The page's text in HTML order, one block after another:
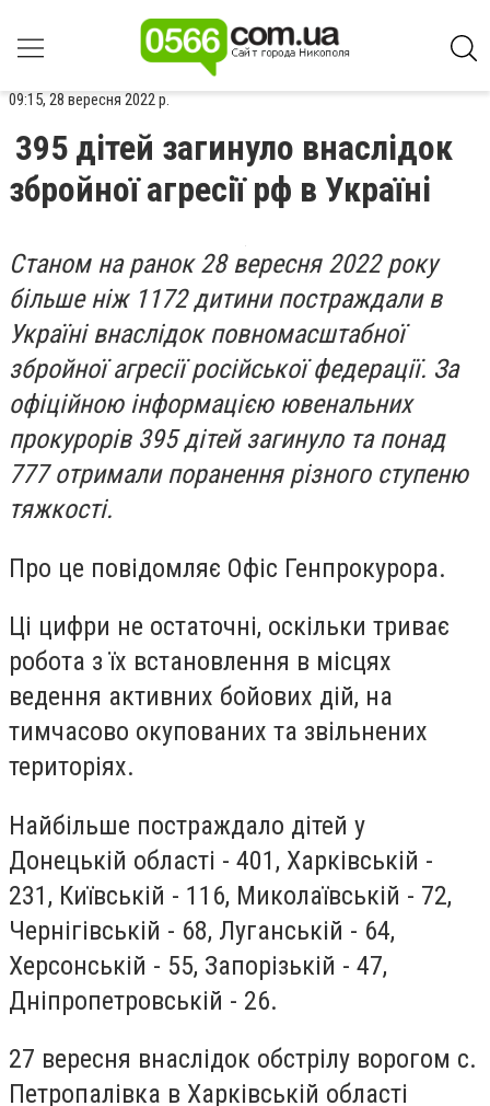
09:15, 28 вересня 2022 р.
395 дітей загинуло внаслідок
збройної агресії рф в Україні
Станом на ранок 28 вересня 2022 року
більше ніж 1172 дитини постраждали в
Україні внаслідок повномасштабної
збройної агресії російської федерації. За
офіційною інформацією ювенальних
прокурорів 395 дітей загинуло та понад
777 отримали поранення різного ступеню
тяжкості.
Про це повідомляє Офіс Генпрокурора.
Ці цифри не остаточні, оскільки триває
робота з їх встановлення в місцях
ведення активних бойових дій, на
тимчасово окупованих та звільнених
територіях.
Найбільше постраждало дітей у
Донецькій області - 401, Харківській -
231, Київській - 116, Миколаївській - 72,
Чернігівській - 68, Луганській - 64,
Херсонській - 55, Запорізькій - 47,
Дніпропетровській - 26.
27 вересня внаслідок обстрілу ворогом с.
Петропалівка в Харківській області